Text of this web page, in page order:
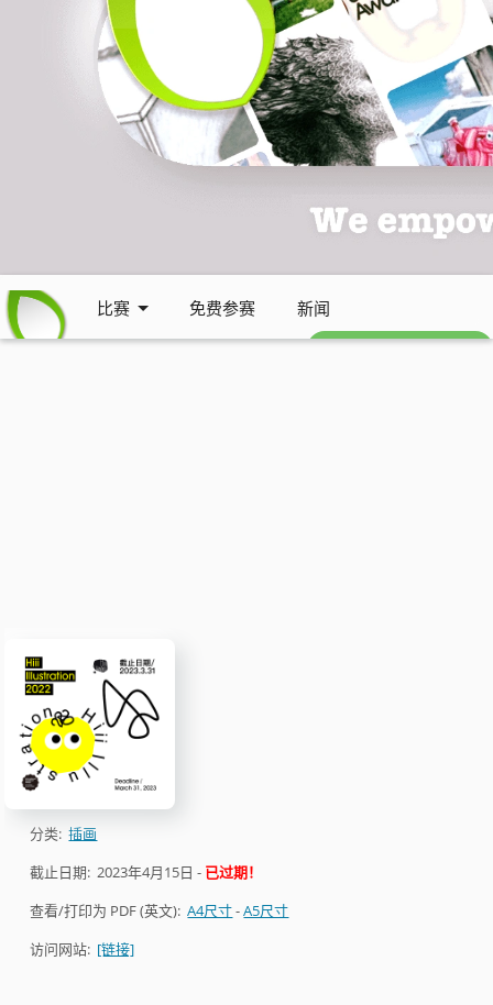
比赛 免费参赛 新闻
免费每周通讯 (英文)
分类:插画
截止日期:2023年4月15日 - 已过期！
查看/打印为 PDF (英文):A4尺寸-A5尺寸
访问网站: [链接]